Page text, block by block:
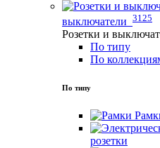
выключатели 3125
Розетки и
По типу
По
По типу
розетки